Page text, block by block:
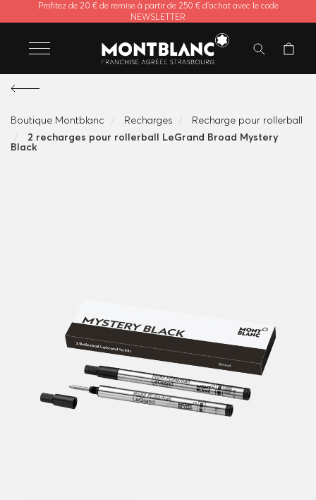
Profitez de 20 € de remise à partir de 250 € d'achat avec le code
NEWSLETTER
Boutique Montblanc Recharges
Recharge pour rollerball
2 recharges pour rollerball LeGrand Broad Mystery
Black